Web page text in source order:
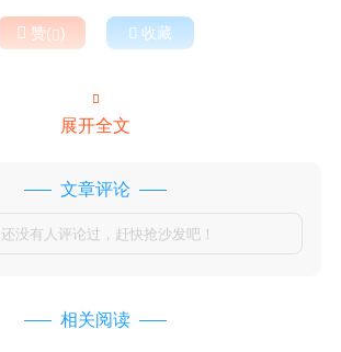
 赞()  收藏

展开全文
文章评论
还没有人评论过，赶快抢沙发吧！
相关阅读